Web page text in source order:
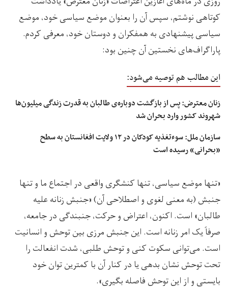
کوتاهی نوشتم، سپس آن را بعنوان موضع سیاسی خود، موضع
سیاسی پیشنهادی به همفکران و دوستان خود، معرفی کردم.
پاراگراف‌های نخستین آن چنین بود:
این مطالب هم توصیه می‌شود:
زنان معترض: پس از بازگشت دوباره‌ی طالبان به قدرت زندگی میلیون‌ها
شهروند کشور وارد بحران شد
سازمان ملل: سوءتغذیه کودکان در ۱۲ ولایت‌ افغانستان به سطح
«بحرانی» رسیده است
«تنها موضع سیاسی، تنها کنشگری واقعی در اجتماع ما و تنها
جنبش (به معنی لغوی و اصطلاحی آن) «جنبش زنانه علیه
طالبان» است. اکنون، اعتراض و حرکت، جنبندگی در جامعه،
صرفاً یک امر زنانه است. این جنبش مرزی بین توحش و انسانیت
است. می‌توانی سکوت کنی و توحش طلبی، شدت انفعالت را
تحت توحش نشان بدهی یا در کنار آن با کمترین توان خود
بایستی و از این توحش فاصله بگیری».